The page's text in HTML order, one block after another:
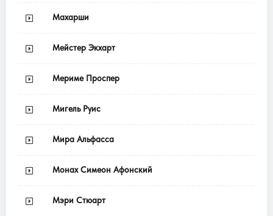
Махарши
Мейстер Экхарт
Мериме Проспер
Мигель Руис
Мира Альфасса
Монах Симеон Афонский
Мэри Стюарт